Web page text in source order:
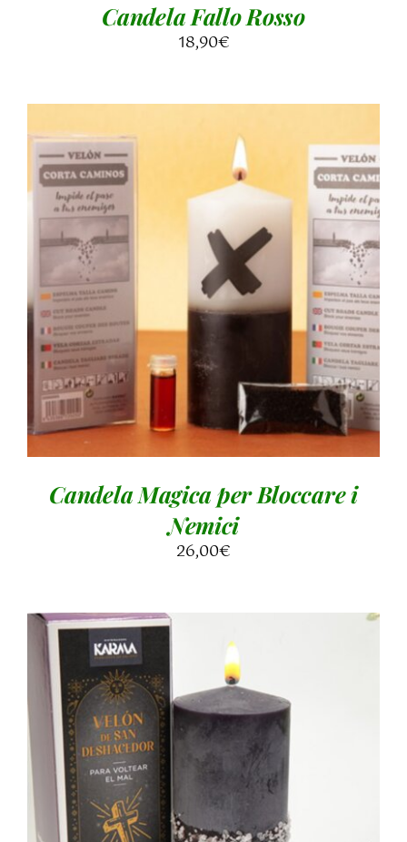
Candela Fallo Rosso
18,90€
AGGIUNGI AL CARRELLO DETTAGLI
Candela Magica per Bloccare i
Nemici
26,00€
AGGIUNGI AL CARRELLO DETTAGLI